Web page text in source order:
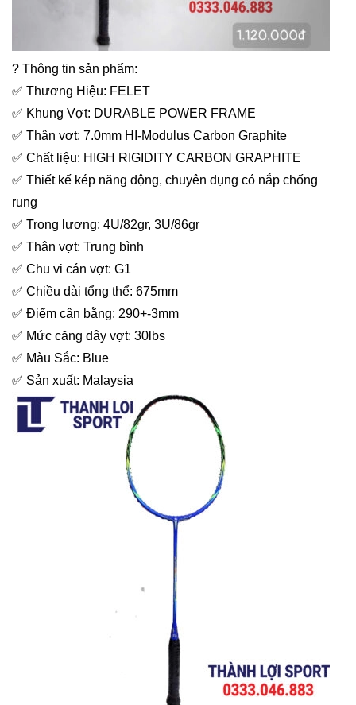
? Thông tin sản phẩm:
✅ Thương Hiệu: FELET
✅ Khung Vợt: DURABLE POWER FRAME
✅ Thân vợt: 7.0mm HI-Modulus Carbon Graphite
✅ Chất liệu: HIGH RIGIDITY CARBON GRAPHITE
✅ Thiết kế kép năng động, chuyên dụng có nắp chống
rung
✅ Trọng lượng: 4U/82gr, 3U/86gr
✅ Thân vợt: Trung bình
✅ Chu vi cán vợt: G1
✅ Chiều dài tổng thể: 675mm
✅ Điểm cân bằng: 290+-3mm
✅ Mức căng dây vợt: 30lbs
✅ Màu Sắc: Blue
✅ Sản xuất: Malaysia